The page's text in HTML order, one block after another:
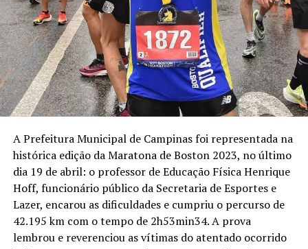
A Prefeitura Municipal de Campinas foi representada na
histórica edição da Maratona de Boston 2023, no último
dia 19 de abril: o professor de Educação Física Henrique
Hoff, funcionário público da Secretaria de Esportes e
Lazer, encarou as dificuldades e cumpriu o percurso de
42.195 km com o tempo de 2h53min34. A prova
lembrou e reverenciou as vítimas do atentado ocorrido